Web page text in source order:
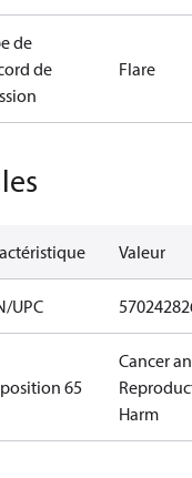
de
de
Flare
Valeur
UPC
65
Cancer
Harm